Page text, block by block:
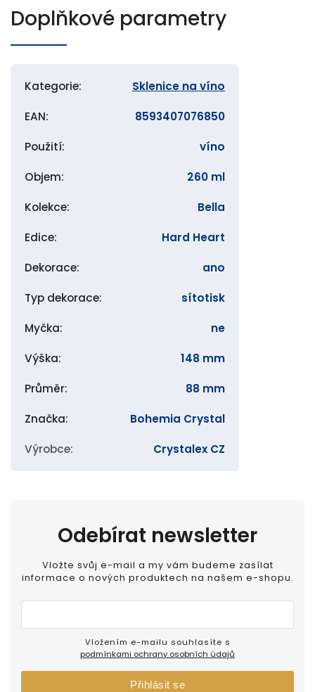
Doplňkové parametry
Kategorie: Sklenice na víno
EAN: 8593407076850
Použití: víno
Objem: 260 ml
Kolekce: Bella
Edice: Hard Heart
Dekorace: ano
Typ dekorace: sítotisk
Myčka: ne
Výška: 148 mm
Průměr: 88 mm
Značka: Bohemia Crystal
Výrobce: Crystalex CZ
Odebírat newsletter
Vložte svůj e-mail a my vám budeme zasílat
informace o nových produktech na našem e-shopu.
podmínkami ochrany osobních údajů
Přihlásit se